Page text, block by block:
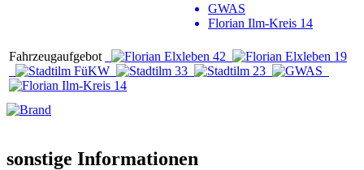
GWAS
Florian Ilm-Kreis 14
Fahrzeugaufgebot
sonstige Informationen